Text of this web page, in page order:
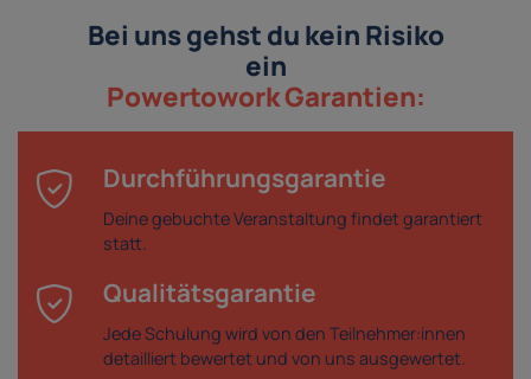
Bei uns gehst du kein Risiko
ein
Powertowork Garantien:
Durchführungsgarantie
Deine gebuchte Veranstaltung findet garantiert
statt.
Qualitätsgarantie
Jede Schulung wird von den Teilnehmer:innen
detailliert bewertet und von uns ausgewertet.